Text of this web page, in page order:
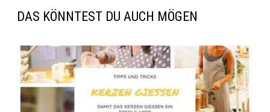
DAS KÖNNTEST DU AUCH MÖGEN